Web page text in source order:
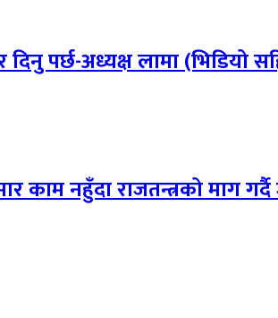
पर्छ-अध्यक्ष लामा (भिडियो
काम नहुँदा राजतन्त्रको माग